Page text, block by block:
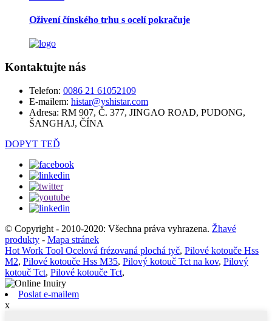
Oživení čínského trhu s ocelí pokračuje
Kontaktujte nás
Telefon: 0086 21 61052109
E-mailem: histar@yshistar.com
Adresa: RM 907, Č. 377, JINGAO ROAD, PUDONG,
ŠANGHAJ, ČÍNA
DOPYT TEĎ
© Copyright - 2010-2020: Všechna práva vyhrazena. Žhavé
produkty - Mapa stránek
Hot Work Tool Ocelová frézovaná plochá tyč, Pilové kotouče Hss
M2, Pilové kotouče Hss M35, Pilový kotouč Tct na kov, Pilový
kotouč Tct, Pilové kotouče Tct,
Poslat e-mailem
x